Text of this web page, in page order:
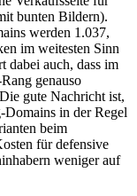
bunten Bildern).
werden 1.037,
im weitesten Sinn
dabei auch, dass im
genauso
gute Nachricht ist,
Domains in der Regel
beim
für defensive
weniger auf